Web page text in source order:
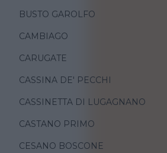
BUSTO GAROLFO
CAMBIAGO
CARUGATE
CASSINA DE' PECCHI
CASSINETTA DI LUGAGNANO
CASTANO PRIMO
CESANO BOSCONE